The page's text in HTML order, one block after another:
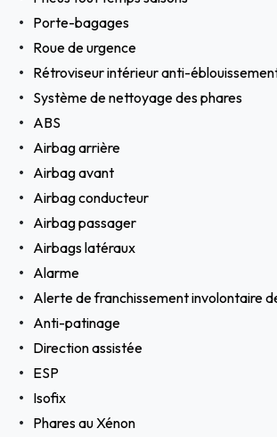
Porte-bagages
Roue de urgence
Rétroviseur intérieur anti-
Système de nettoyage des phares
ABS
Airbag arrière
Airbag avant
Airbag conducteur
Airbag passager
Airbags latéraux
Alarme
Alerte de franchissement involontaire
Anti-patinage
Direction assistée
ESP
Isofix
Phares au Xénon